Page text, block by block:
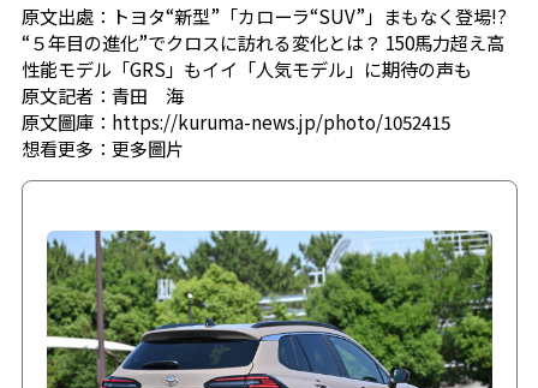
原文出處：トヨタ“新型”「カローラ“SUV”」まもなく登場!?
“５年目の進化”でクロスに訪れる変化とは？ 150馬力超え高
性能モデル「GRS」もイイ「人気モデル」に期待の声も
原文記者：青田 海
原文圖庫：https://kuruma-news.jp/photo/1052415
想看更多： 更多圖片